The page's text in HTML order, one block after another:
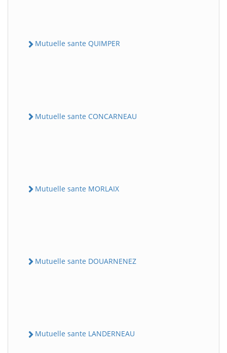
Mutuelle sante QUIMPER
Mutuelle sante CONCARNEAU
Mutuelle sante MORLAIX
Mutuelle sante DOUARNENEZ
Mutuelle sante LANDERNEAU